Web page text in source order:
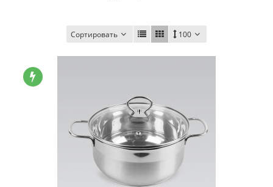
Сортировать 100